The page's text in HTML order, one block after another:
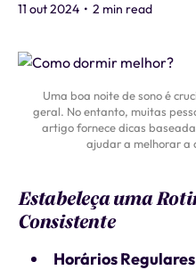
11 out 2024 • 2 min read
Uma boa noite de sono é
geral. No entanto, muitas
artigo fornece dicas
ajudar a melhorar a
Estabeleça uma
Consistente
Horários Regulares